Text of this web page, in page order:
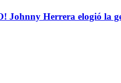
Johnny Herrera elogió la